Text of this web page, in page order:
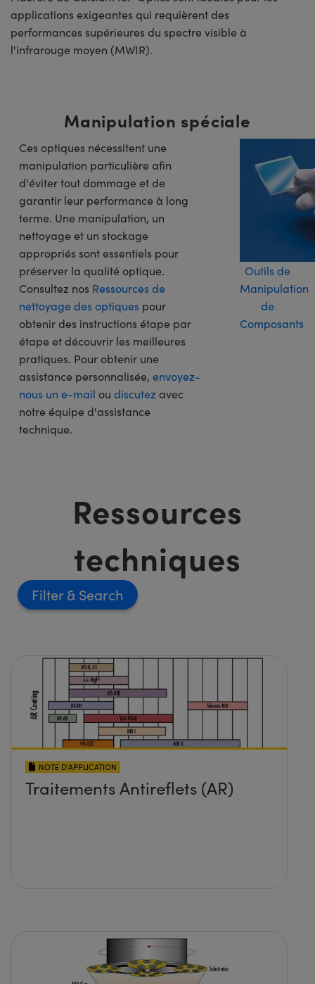
applications exigeantes qui requièrent des
performances supérieures du spectre visible à
l'infrarouge moyen (MWIR).
Manipulation spéciale
Ces optiques nécessitent une
manipulation particulière afin
d'éviter tout dommage et de
garantir leur performance à long
terme. Une manipulation, un
nettoyage et un stockage
appropriés sont essentiels pour
préserver la qualité optique.
Consultez nos Ressources de
nettoyage des optiques pour
obtenir des instructions étape par
étape et découvrir les meilleures
pratiques. Pour obtenir une
assistance personnalisée, envoyez-
nous un e-mail ou discutez avec
notre équipe d'assistance
technique.
Outils de
Manipulation
de
Composants
Ressources
techniques
Filter
NOTE D’APPLICATION
Traitements Antireflets (AR)